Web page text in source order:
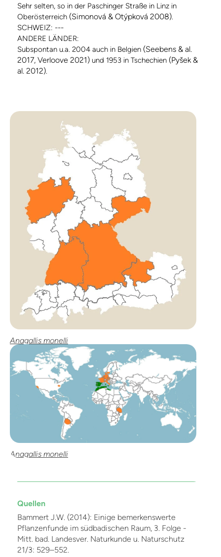
Sehr selten, so in der Paschinger Straße in Linz in
Oberösterreich (Simonová & Otýpková 2008).
SCHWEIZ: ---
ANDERE LÄNDER:
Subspontan u.a. 2004 auch in Belgien (Seebens & al.
2017, Verloove 2021) und 1953 in Tschechien (Pyšek &
al. 2012).
Anagallis monelli
Anagallis monelli
Quellen
Bammert J.W. (2014): Einige bemerkenswerte
Pflanzenfunde im südbadischen Raum, 3. Folge -
Mitt. bad. Landesver. Naturkunde u. Naturschutz
21/3: 529–552.